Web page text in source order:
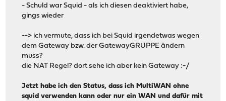
- Schuld war Squid - als ich diesen deaktiviert habe,
gings wieder
--> ich vermute, dass ich bei Squid irgendetwas wegen
dem Gateway bzw. der GatewayGRUPPE ändern
muss?
die NAT Regel? dort sehe ich aber kein Gateway :-/
Jetzt habe ich den Status, dass ich MultiWAN ohne
squid verwenden kann oder nur ein WAN und dafür mit